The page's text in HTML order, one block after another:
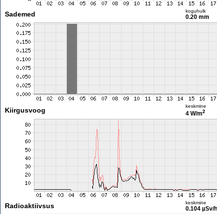
Sademed koguhulk
0.20 mm
Kiirgusvoog
keskmine
4 W/m2
Radioaktiivsus keskmine
0.104 µSv/h